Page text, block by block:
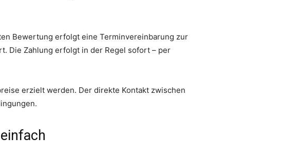
Bewertung erfolgt eine Terminvereinbarung zur
Die Zahlung erfolgt in der Regel sofort – per
erzielt werden. Der direkte Kontakt zwischen